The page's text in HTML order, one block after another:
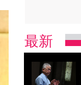
最新